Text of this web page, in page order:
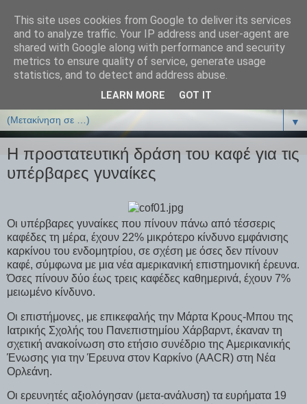
ΒΙΟΛΟΓΙΑonline.gr
Online Μαθήματα Βιολογίας
▼
Η προστατευτική δράση του καφέ για τις
υπέρβαρες γυναίκες
Οι υπέρβαρες γυναίκες που πίνουν πάνω από τέσσερις
καφέδες τη μέρα, έχουν 22% μικρότερο κίνδυνο εμφάνισης
καρκίνου του ενδομητρίου, σε σχέση με όσες δεν πίνουν
καφέ, σύμφωνα με μια νέα αμερικανική επιστημονική έρευνα.
Όσες πίνουν δύο έως τρεις καφέδες καθημερινά, έχουν 7%
μειωμένο κίνδυνο.
Οι επιστήμονες, με επικεφαλής την Μάρτα Κρους-Μπου της
Ιατρικής Σχολής του Πανεπιστημίου Χάρβαρντ, έκαναν τη
σχετική ανακοίνωση στο ετήσιο συνέδριο της Αμερικανικής
Ένωσης για την Έρευνα στον Καρκίνο (AACR) στη Νέα
Ορλεάνη.
Οι ερευνητές αξιολόγησαν (μετα-ανάλυση) τα ευρήματα 19
This site uses cookies from Google to deliver its services
and to analyze traffic. Your IP address and user-agent are
shared with Google along with performance and security
metrics to ensure quality of service, generate usage
statistics, and to detect and address abuse.
LEARN MORE GOT IT